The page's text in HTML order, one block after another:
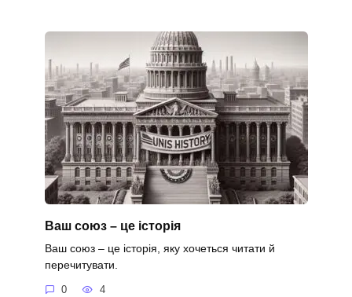
Ваш союз – це історія
Ваш союз – це історія, яку хочеться читати й
перечитувати.
0 4